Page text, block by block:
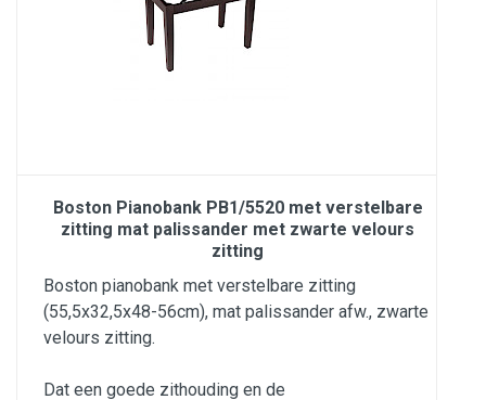
Boston Pianobank PB1/5520 met verstelbare
zitting mat palissander met zwarte velours
zitting
Boston pianobank met verstelbare zitting
(55,5x32,5x48-56cm), mat palissander afw., zwarte
velours zitting.
Dat een goede zithouding en de